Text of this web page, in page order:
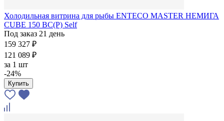
Холодильная витрина для рыбы ENTECO MASTER НЕМИГА
CUBE 150 ВС(Р) Self
Под заказ 21 день
159 327 ₽
121 089 ₽
за 1 шт
-24%
Купить